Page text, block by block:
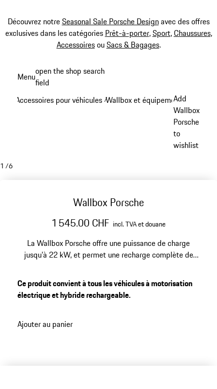
Découvrez notreSeasonal Sale Porsche Designavec des offres
exclusives dans les catégories Prêt-à-porter,Sport,Chaussures,
AccessoiresouSacs & Bagages.
principal
Menuopen the shop search
field
Accessoires pour véhicules /Wallbox et équipement de
Add
Wallbox
Porsche
to
wishlist
1 /6
Wallbox Porsche
1 545.00 CHF incl. TVA et douane
La Wallbox Porsche offre une puissance de charge
jusqu'à 22 kW, et permet une recharge complète de
l'intégrant à l'application My Porsche, vous pouvez
contrôler et suivre à distance l’avancement de la
recharge de votre véhicule.
Ce produit convient à tous les véhicules à motorisation
électrique et hybride rechargeable.
Ajouter au panier